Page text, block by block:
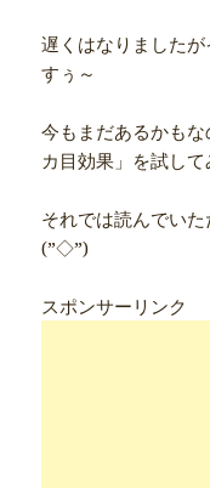
遅くはなりました
すぅ～
今もまだあるかも
カ目効果」を試し
それでは読んでい
(”◇”)ゞ
スポンサーリンク